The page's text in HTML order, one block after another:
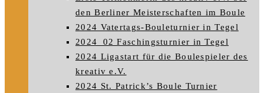
den Berliner Meisterschaften im Boule
2024 Vatertags-Bouleturnier in Tegel
2024_02 Faschingsturnier in Tegel
2024 Ligastart für die Boulespieler des
kreativ e.V.
2024 St. Patrick’s Boule Turnier